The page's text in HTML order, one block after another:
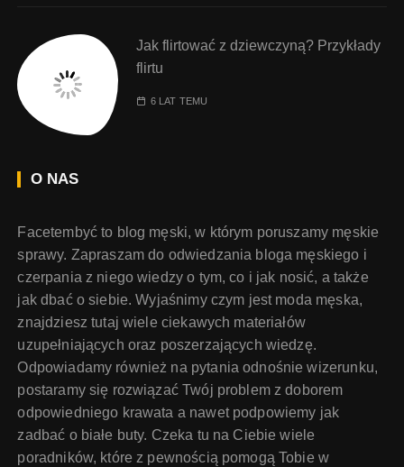
Jak flirtować z dziewczyną? Przykłady
flirtu
6 LAT TEMU
O NAS
Facetembyć to blog męski, w którym poruszamy męskie
sprawy. Zapraszam do odwiedzania bloga męskiego i
czerpania z niego wiedzy o tym, co i jak nosić, a także
jak dbać o siebie. Wyjaśnimy czym jest moda męska,
znajdziesz tutaj wiele ciekawych materiałów
uzupełniających oraz poszerzających wiedzę.
Odpowiadamy również na pytania odnośnie wizerunku,
postaramy się rozwiązać Twój problem z doborem
odpowiedniego krawata a nawet podpowiemy jak
zadbać o białe buty. Czeka tu na Ciebie wiele
poradników, które z pewnością pomogą Tobie w